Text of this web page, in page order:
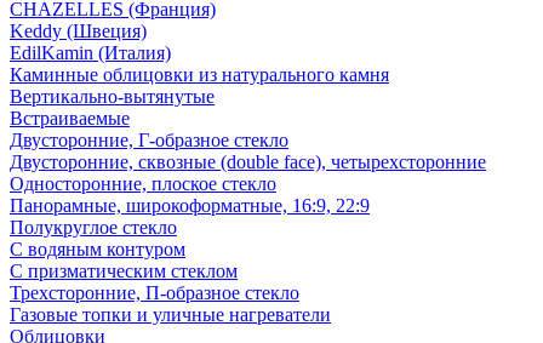
CHAZELLES (Франция)
Keddy (Швеция)
EdilKamin (Италия)
Каминные облицовки из натурального камня
Вертикально-вытянутые
Встраиваемые
Двусторонние, Г-образное стекло
Двусторонние, сквозные (double face), четырехсторонние
Односторонние, плоское стекло
Панорамные, широкоформатные, 16:9, 22:9
Полукруглое стекло
С водяным контуром
С призматическим стеклом
Трехсторонние, П-образное стекло
Газовые топки и уличные нагреватели
Облицовки